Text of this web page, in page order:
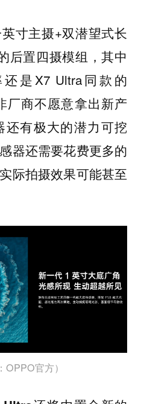
寸主摄+双潜望式长
后置四摄模组，其中
是X7 Ultra同款的
厂商不愿意拿出新产
还有极大的潜力可挖
器还需要花费更多的
际拍摄效果可能甚至
OPPO官方）